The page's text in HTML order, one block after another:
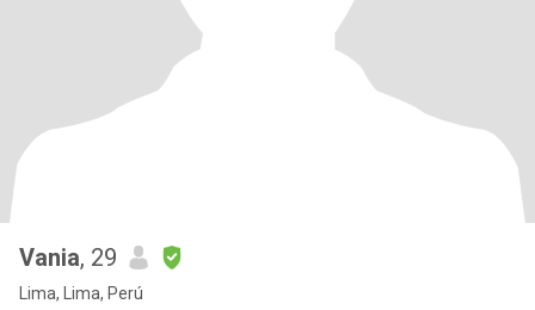
Vania, 29
Lima, Lima, Perú